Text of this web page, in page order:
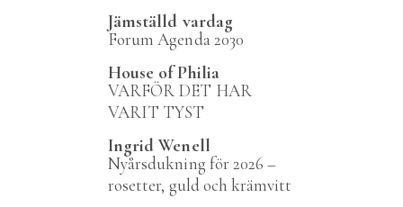
Jämställd vardag
Forum Agenda 2030
House of Philia
VARFÖR DET HAR
VARIT TYST
Ingrid Wenell
Nyårsdukning för 2026 –
rosetter, guld och krämvitt